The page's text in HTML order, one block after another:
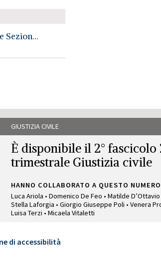
Sezion...
GIUSTIZIA CIVILE
È disponibile il 2°
trimestrale Giustizia civile
HANNO COLLABORATO A QUESTO
Luca Ariola • Domenico De Feo • Matilde
Stella Laforgia • Giorgio Giuseppe Poli • Venera
Luisa Terzi • Micaela Vitaletti
GIUSTIZIA CIVILE
di accessibilità